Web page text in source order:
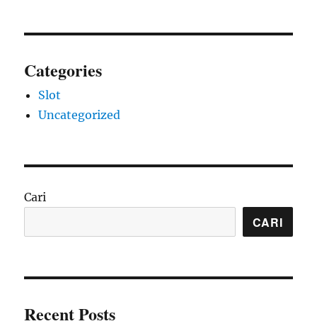
Categories
Slot
Uncategorized
Cari
CARI
Recent Posts